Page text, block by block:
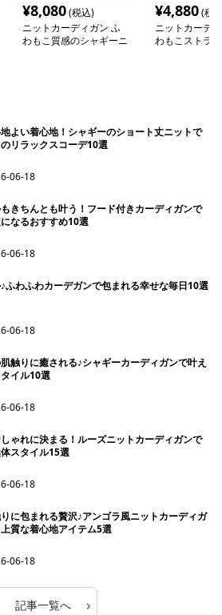
¥8,080(税込)
ニットカーディガン ふ
わもこ質感のシャギーニ
¥4,880(税
ニットカーデ
わもこストラ
よい着心地！シャギーのショート丈ニットで
リラックスコーデ10選
06-18
きちんとも叶う！フード付きカーディガンで
なるおすすめ10選
06-18
ふわふわカーデガンで包まれる幸せな毎日10選
06-18
触りに癒される♪シャギーカーディガンで叶え
イル10選
06-18
ゃれに決まる！ルーズニットカーディガンで
スタイル15選
06-18
に包まれる贅沢♪アンゴラ風ニットカーディガ
質な着心地アイテム5選
06-18
記事一覧へ ›